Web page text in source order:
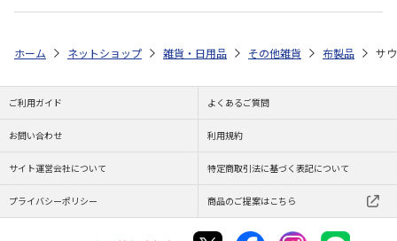
ホーム ネットショップ 雑貨・日用品 その他雑貨 布製品 サ
ご利用ガイド よくあるご質問
お問い合わせ 利用規約
サイト運営会社について 特定商取引法に基づく表記について
プライバシーポリシー 商品のご提案はこちら